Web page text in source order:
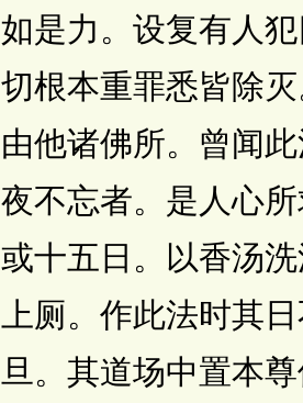
如是力。设复有人
切根本重罪悉皆除
由他诸佛所。曾闻
夜不忘者。是人心
或十五日。以香汤
上厕。作此法时其
旦。其道场中置本